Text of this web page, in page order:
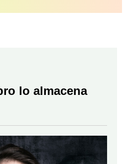
lo almacena